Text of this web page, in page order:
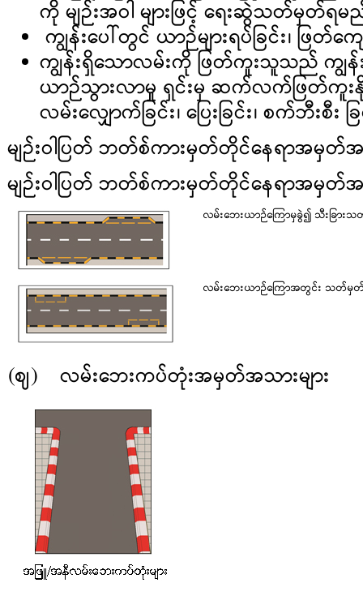
ကို မျဉ်းအဝါ များဖြင့် ရေးဆွဲသတ်မှတ်ရမ
ကျွန်းပေါ်တွင် ယာဉ်များရပ်ခြင်း၊ ဖြတ်ကျ
ကျွန်းရှိသောလမ်းကို ဖြတ်ကူးသူသည် ကျွန်
ယာဉ်သွားလာမှု ရှင်းမှ ဆက်လက်ဖြတ်ကူး
လမ်းလျှောက်ခြင်း၊ ပြေးခြင်း၊ စက်ဘီးစီး ခ
မျဉ်းဝါပြတ် ဘတ်စ်ကားမှတ်တိုင်နေရာအမှတ်အ
မျဉ်းဝါပြတ် ဘတ်စ်ကားမှတ်တိုင်နေရာအမှတ်အ
လမ်းဘေးယာဉ်ကြောမှခွဲ၍ သီးခြာ
လမ်းဘေးယာဉ်ကြောအတွင်း သတ်မှ
(ဈ) လမ်းဘေးကပ်တုံးအမှတ်အသားများ